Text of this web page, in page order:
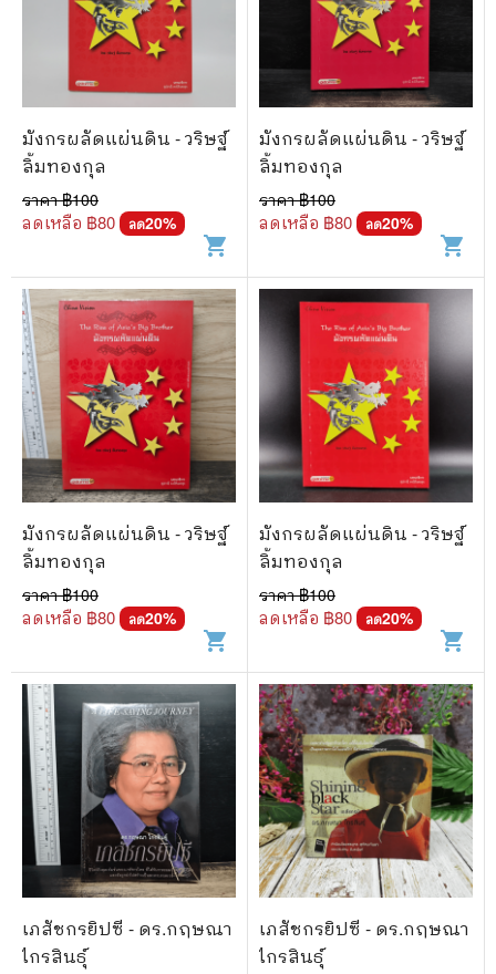
มังกรผลัดแผ่นดิน - วริษฐ์
ลิ้มทองกุล
ราคา ฿100
ลดเหลือ ฿80 ลด20%
shopping_cart
มังกรผลัดแผ่นดิน - วริษฐ์
ลิ้มทองกุล
ราคา ฿100
ลดเหลือ ฿80 ลด20%
shopping_cart
มังกรผลัดแผ่นดิน - วริษฐ์
ลิ้มทองกุล
ราคา ฿100
ลดเหลือ ฿80 ลด20%
shopping_cart
มังกรผลัดแผ่นดิน - วริษฐ์
ลิ้มทองกุล
ราคา ฿100
ลดเหลือ ฿80 ลด20%
shopping_cart
เภสัชกรยิปซี - ดร.กฤษณา
ไกรสินธุ์
เภสัชกรยิปซี - ดร.กฤษณา
ไกรสินธุ์